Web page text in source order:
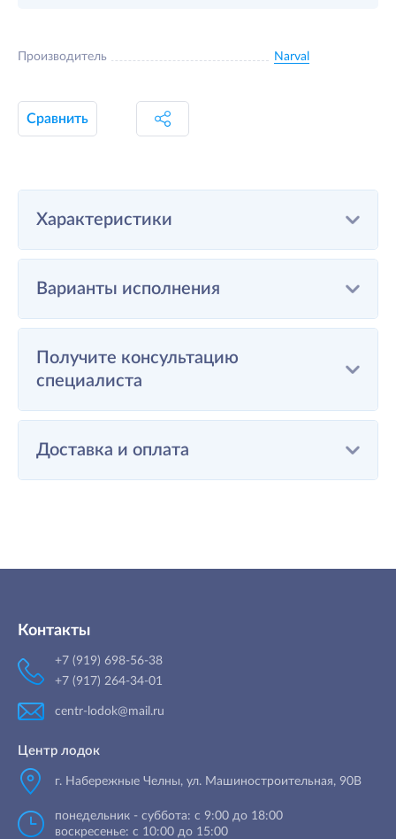
Производитель Narval
Сравнить
Характеристики
Варианты исполнения
Получите консультацию
специалиста
Доставка и оплата
Контакты
+7 (919) 698-56-38
+7 (917) 264-34-01
centr-lodok@mail.ru
Центр лодок
г. Набережные Челны, ул. Машиностроительная, 90B
понедельник - суббота: с 9:00 до 18:00
воскресенье: с 10:00 до 15:00